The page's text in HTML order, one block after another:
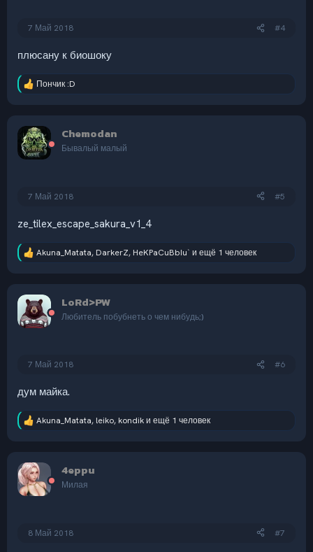
7 Май 2018 #4
плюсану к биошоку
Р
ц
и
и
Пончик :D
Chemodan
Бывалый малый
7 Май 2018 #5
ze_tilex_escape_sakura_v1_4
Р
ц
и
и
Akuna_Matata, DarkerZ, HeKPaCuBbIu` и ещё 1 человек
LoRd>PW
Любитель побубнеть о чем нибудь;)
7 Май 2018 #6
дум майка.
Р
ц
и
и
Akuna_Matata, leiko, kondikи ещё 1 человек
4eppu
Милая
8 Май 2018 #7